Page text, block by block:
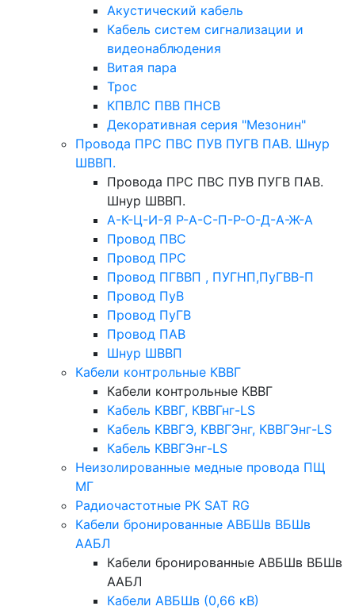
Акустический кабель
Кабель систем сигнализации и
видеонаблюдения
Витая пара
Трос
КПВЛС ПВВ ПНСВ
Декоративная серия "Мезонин"
Провода ПРС ПВС ПУВ ПУГВ ПАВ. Шнур
ШВВП.
Провода ПРС ПВС ПУВ ПУГВ ПАВ.
Шнур ШВВП.
А-К-Ц-И-Я Р-А-С-П-Р-О-Д-А-Ж-А
Провод ПВС
Провод ПРС
Провод ПГВВП , ПУГНП,ПуГВВ-П
Провод ПуВ
Провод ПуГВ
Провод ПАВ
Шнур ШВВП
Кабели контрольные КВВГ
Кабели контрольные КВВГ
Кабель КВВГ, КВВГнг-LS
Кабель КВВГЭ, КВВГЭнг, КВВГЭнг-LS
Кабель КВВГЭнг-LS
Неизолированные медные провода ПЩ
МГ
Радиочастотные РК SAT RG
Кабели бронированные АВБШв ВБШв
ААБЛ
Кабели бронированные АВБШв ВБШв
ААБЛ
Кабели АВБШв (0,66 кВ)